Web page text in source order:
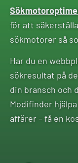
för att
sökmotorer så
Har du en
sökresultat på
din bransch och
Modifinder
affärer – få en